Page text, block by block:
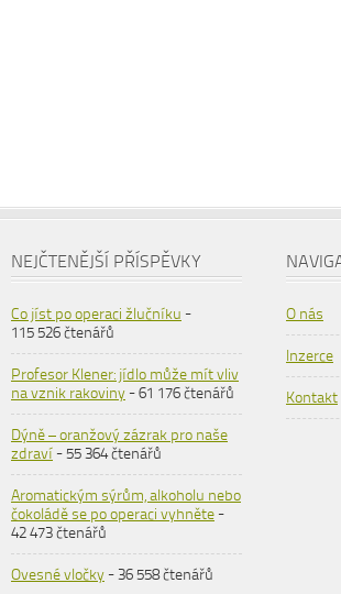
NEJČTENĚJŠÍ PŘÍSPĚVKY
Co jíst po operaci žlučníku -
115 526 čtenářů
Profesor Klener: jídlo může mít vliv
na vznik rakoviny- 61 176 čtenářů
Dýně – oranžový zázrak pro naše
zdraví- 55 364 čtenářů
Aromatickým sýrům, alkoholu nebo
čokoládě se po operaci vyhněte-
42 473 čtenářů
Ovesné vločky- 36 558 čtenářů
O nás
Inzerce
Kontakt